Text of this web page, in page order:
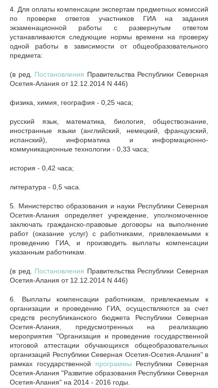
4. Для оплаты компенсации экспертам предметных комиссий
по проверке ответов участников ГИА на задания
экзаменационной работы с развернутым ответом
устанавливаются следующие нормы времени на проверку
одной работы в зависимости от общеобразовательного
предмета:
(в ред. Постановления Правительства Республики Северная
Осетия-Алания от 12.12.2014 N 446)
физика, химия, география - 0,25 часа;
русский язык, математика, биология, обществознание,
иностранные языки (английский, немецкий, французский,
испанский), информатика и информационно-
коммуникационные технологии - 0,33 часа;
история - 0,42 часа;
литература - 0,5 часа.
5. Министерство образования и науки Республики Северная
Осетия-Алания определяет учреждение, уполномоченное
заключать гражданско-правовые договоры на выполнение
работ (оказание услуг) с работниками, привлекаемыми к
проведению ГИА, и производить выплаты компенсации
указанным работникам.
(в ред. Постановления Правительства Республики Северная
Осетия-Алания от 12.12.2014 N 446)
6. Выплаты компенсации работникам, привлекаемым к
организации и проведению ГИА, осуществляются за счет
средств республиканского бюджета Республики Северная
Осетия-Алания, предусмотренных на реализацию
мероприятия "Организация и проведение государственной
итоговой аттестации обучающихся общеобразовательных
организаций Республики Северная Осетия-Осетия-Алания" в
рамках государственной программы Республики Северная
Осетия-Алания "Развитие образования Республики Северная
Осетия-Алания" на 2014 - 2016 годы.